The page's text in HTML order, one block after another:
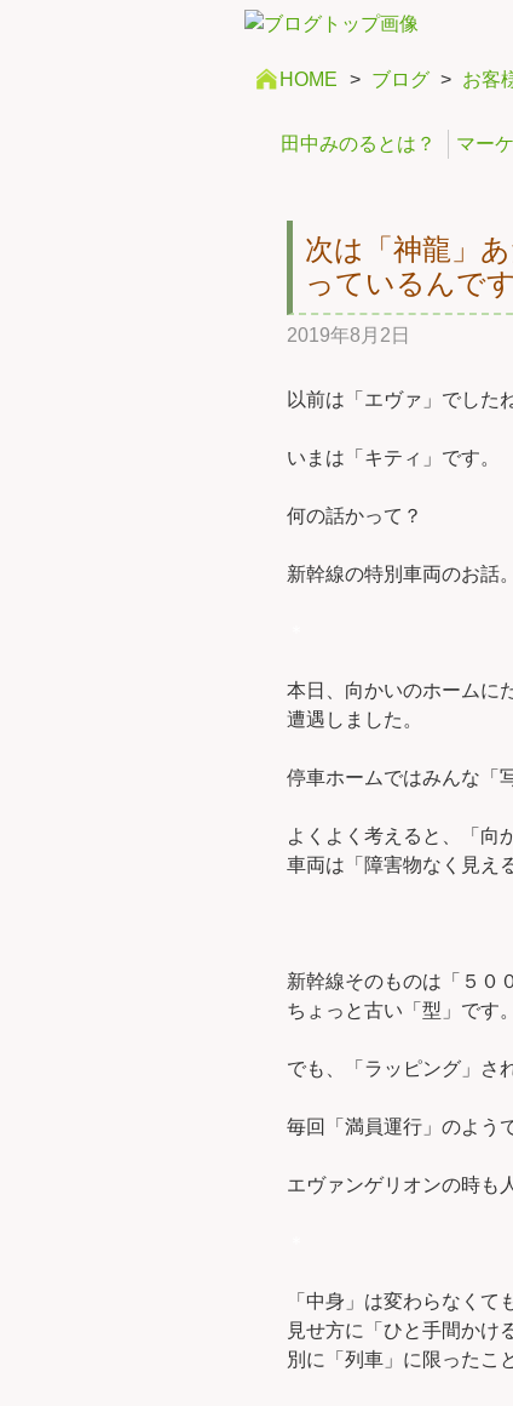
HOME > ブログ > お客
田中みのるとは？ マー
次は「神龍」
っているんで
2019年8月2日
以前は「エヴァ」でした
いまは「キティ」です。
何の話かって？
新幹線の特別車両のお話。
本日、向かいのホームに
遭遇しました。
停車ホームではみんな「
よくよく考えると、「向
車両は「障害物なく見え
新幹線そのものは「５０
ちょっと古い「型」です。
でも、「ラッピング」さ
毎回「満員運行」のよう
エヴァンゲリオンの時も
「中身」は変わらなくて
見せ方に「ひと手間かけ
別に「列車」に限ったこ